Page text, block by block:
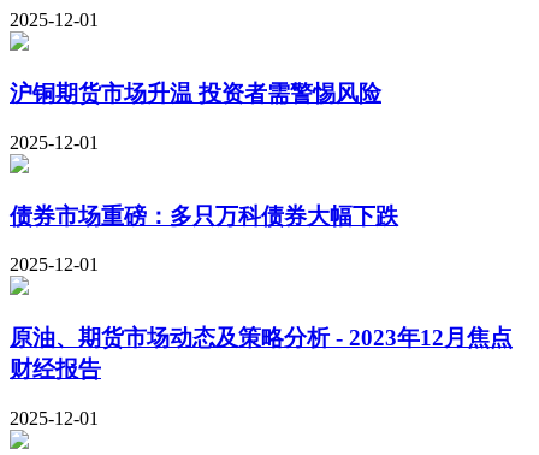
2025-12-01
沪铜期货市场升温 投资者需警惕风险
2025-12-01
债券市场重磅：多只万科债券大幅下跌
2025-12-01
原油、期货市场动态及策略分析 - 2023年12月焦点
财经报告
2025-12-01